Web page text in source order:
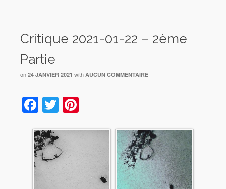
Critique 2021-01-22 – 2ème
Partie
on 24 JANVIER 2021 with AUCUN COMMENTAIRE
Facebook
Twitter